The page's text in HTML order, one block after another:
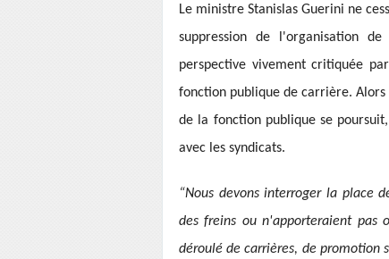
Le ministre Stanislas Guerini ne
suppression de l'organisation
perspective vivement critiquée
fonction publique de carrière.
de la fonction publique se
avec les syndicats.
“Nous devons interroger la place
des freins ou n'apporteraient pas
déroulé de carrières, de promotion